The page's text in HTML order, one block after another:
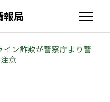
報局
イン詐欺が警察庁より警
意